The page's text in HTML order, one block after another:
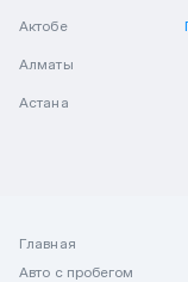
Актобе
Алматы
Астана
Главная
Авто с пробегом